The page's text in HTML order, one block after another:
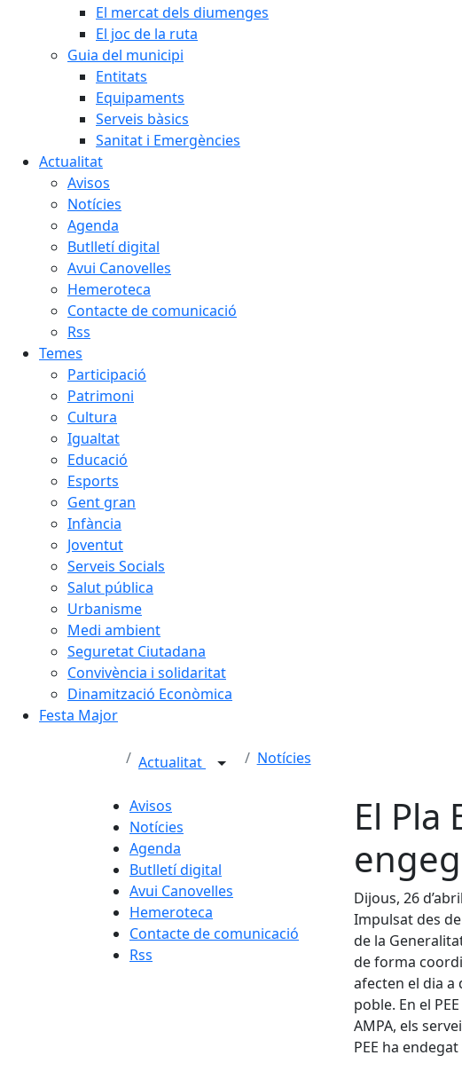
El mercat dels diumenges
El joc de la ruta
Guia del municipi
Entitats
Equipaments
Serveis bàsics
Sanitat i Emergències
Actualitat
Avisos
Notícies
Agenda
Butlletí digital
Avui Canovelles
Hemeroteca
Contacte de comunicació
Rss
Temes
Participació
Patrimoni
Cultura
Igualtat
Educació
Esports
Gent gran
Infància
Joventut
Serveis Socials
Salut pública
Urbanisme
Medi ambient
Seguretat Ciutadana
Convivència i solidaritat
Dinamització Econòmica
Festa Major
Actualitat Notícies
Avisos
Notícies
Agenda
Butlletí digital
Avui Canovelles
Hemeroteca
Contacte de comunicació
Rss
El Pla
Dijous, 26
Impulsat des
de la
de forma
afecten el dia a
poble. En el
AMPA, els
PEE ha